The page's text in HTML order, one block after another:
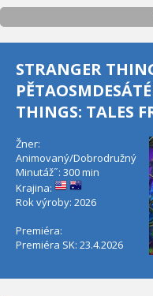
STRANGER
THINGS: TALES
Žner:
Animovaný/Dobrodružný
Minutáž˝: 300 min
Krajina:
Rok výroby: 2026
Premiéra:
Premiéra SK: 23.4.2026